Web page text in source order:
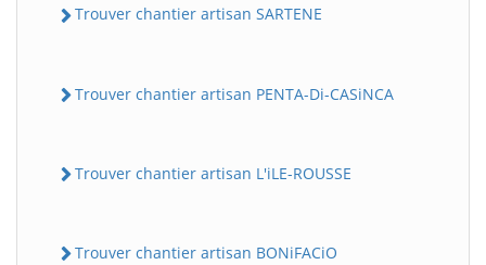
Trouver chantier artisan SARTENE
Trouver chantier artisan PENTA-Di-CASiNCA
Trouver chantier artisan L'iLE-ROUSSE
Trouver chantier artisan BONiFACiO